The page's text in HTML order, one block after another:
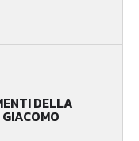
DELLA